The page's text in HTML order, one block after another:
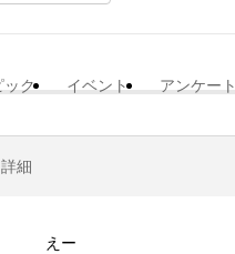
ック イベント アンケート
詳細
えー